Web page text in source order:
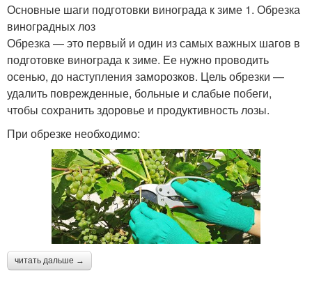
Основные шаги подготовки винограда к зиме 1. Обрезка
виноградных лоз
Обрезка — это первый и один из самых важных шагов в
подготовке винограда к зиме. Ее нужно проводить
осенью, до наступления заморозков. Цель обрезки —
удалить поврежденные, больные и слабые побеги,
чтобы сохранить здоровье и продуктивность лозы.
При обрезке необходимо:
читать дальше →